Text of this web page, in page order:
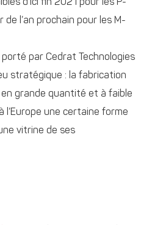
d’ici fin 2021 pour les P-
de l’an prochain pour les M-
par Cedrat Technologies
stratégique : la fabrication
grande quantité et à faible
l’Europe une certaine forme
vitrine de ses